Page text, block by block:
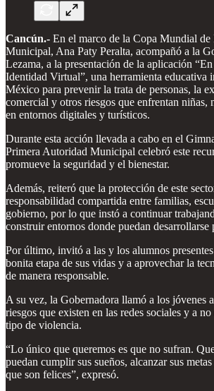
Cancún.- En el marco de la Copa Mundial de
Municipal, Ana Paty Peralta, acompañó a la
Lezama, a la presentación de la aplicación
Identidad Virtual”, una herramienta educativa
México para prevenir la trata de personas, la
comercial y otros riesgos que enfrentan niñas,
en entornos digitales y turísticos.
Durante esta acción llevada a cabo en el
Primera Autoridad Municipal celebró este
promueve la seguridad y el bienestar.
Además, reiteró que la protección de este
responsabilidad compartida entre familias,
gobierno, por lo que instó a continuar
construir entornos donde puedan desarrollarse
Por último, invitó a las y los alumnos
bonita etapa de sus vidas y a aprovechar la
de manera responsable.
A su vez, la Gobernadora llamó a los jóvenes
riesgos que existen en las redes sociales y a
tipo de violencia.
“Lo único que queremos es que no sufran.
puedan cumplir sus sueños, alcanzar sus
que son felices”, expresó.